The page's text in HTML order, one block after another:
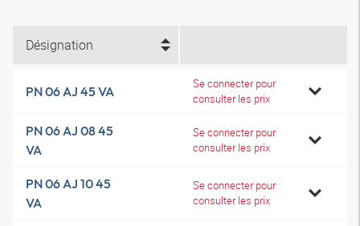
Désignation
PN 06 AJ 45 VA
Se connecter pour
consulter les prix
PN 06 AJ 08 45
VA
Se connecter pour
consulter les prix
PN 06 AJ 10 45
VA
Se connecter pour
consulter les prix